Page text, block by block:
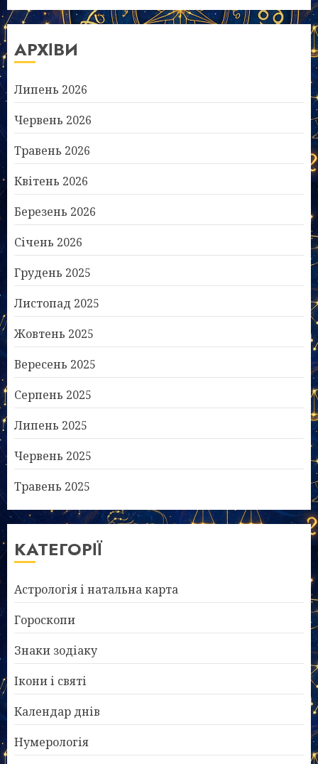
АРХІВИ
Липень 2026
Червень 2026
Травень 2026
Квітень 2026
Березень 2026
Січень 2026
Грудень 2025
Листопад 2025
Жовтень 2025
Вересень 2025
Серпень 2025
Липень 2025
Червень 2025
Травень 2025
КАТЕГОРІЇ
Астрологія і натальна карта
Гороскопи
Знаки зодіаку
Ікони і святі
Календар днів
Нумерологія